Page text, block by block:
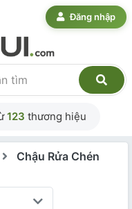
Đăng nhập
123 thương hiệu
Chậu Rửa Chén